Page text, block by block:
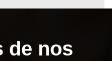
de nos